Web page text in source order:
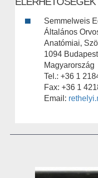
Semmelweis
Általános
Anatómiai,
1094
Magyarország
Tel.: +36 1
Fax: +36 1
Email: